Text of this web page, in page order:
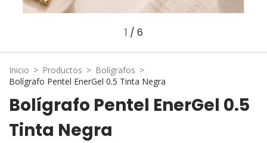
1 / 6
Inicio > Productos > Bolígrafos >
Bolígrafo Pentel EnerGel 0.5 Tinta Negra
Bolígrafo Pentel EnerGel 0.5
Tinta Negra